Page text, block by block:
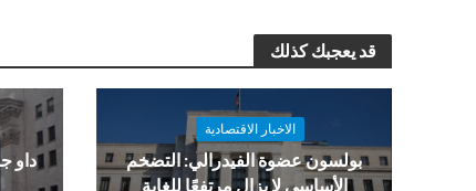
قد يعجبك كذلك
الاخبار الاقتصادية
بولسون عضوة الفيدرالي: التضخم
الأساسي لا يزال مرتفعًا للغاية